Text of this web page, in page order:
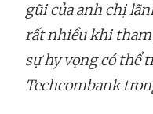
gũi của anh chị
rất nhiều khi tham
sự hy vọng có thể
Techcombank